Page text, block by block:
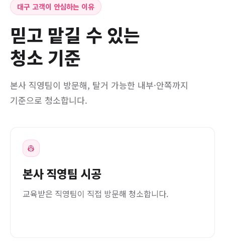
대구 고객이 안심하는 이유
믿고 맡길 수 있는
청소 기준
본사 직영팀이 방문해, 탈거 가능한 내부·안쪽까지
기준으로 청소합니다.
👷
본사 직영팀 시공
교육받은 직영팀이 직접 방문해 청소합니다.